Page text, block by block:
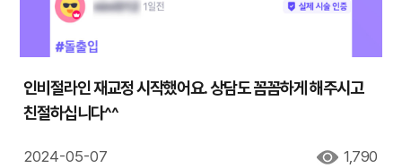
인비절라인 재교정 시작했어요. 상담도 꼼꼼하게 해주시고
친절하십니다^^
2024-05-07 1,790